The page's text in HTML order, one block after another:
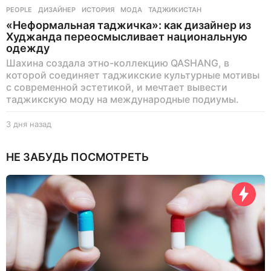
PEOPLE ДИЗАЙНЕР ,ИСТОРИЯ ,МОДА ,ТАДЖИКИСТАН
«Неформальная таджичка»: как дизайнер из
Худжанда переосмысливает национальную
одежду
Шахина создала этно-коллекцию QASHANG, в
которой соединяет таджикские культурные мотивы
с современной эстетикой, и мечтает вывести
таджикскую моду на международные подиумы.
3 дня назад
я
а
а
д
НЕ ЗАБУДЬ ПОСМОТРЕТЬ